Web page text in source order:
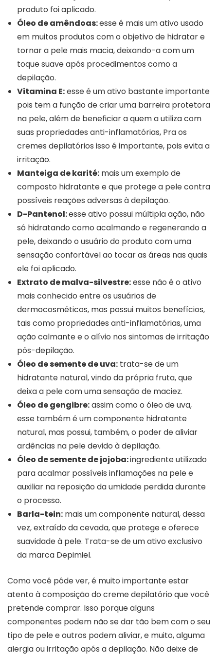
produto foi aplicado.
Óleo de amêndoas:esse é mais um ativo usado
em muitos produtos com o objetivo de hidratar e
tornar a pele mais macia, deixando-a com um
toque suave após procedimentos como a
depilação.
Vitamina E:esse é um ativo bastante importante
pois tem a função de criar uma barreira protetora
na pele, além de beneficiar a quem a utiliza com
suas propriedades anti-inflamatórias, Pra os
cremes depilatórios isso é importante, pois evita a
irritação.
Manteiga de karité: mais um exemplo de
composto hidratante e que protege a pele contra
possíveis reações adversas à depilação.
D-Pantenol:esse ativo possui múltipla ação, não
só hidratando como acalmando e regenerando a
pele, deixando o usuário do produto com uma
sensação confortável ao tocar as áreas nas quais
ele foi aplicado.
Extrato de malva-silvestre:esse não é o ativo
mais conhecido entre os usuários de
dermocosméticos, mas possui muitos benefícios,
tais como propriedades anti-inflamatórias, uma
ação calmante e o alívio nos sintomas de irritação
pós-depilação.
Óleo de semente de uva: trata-se de um
hidratante natural, vindo da própria fruta, que
deixa a pele com uma sensação de maciez.
Óleo de gengibre:assim como o óleo de uva,
esse também é um componente hidratante
natural, mas possui, também, o poder de aliviar
ardências na pele devido à depilação.
Óleo de semente de jojoba:ingrediente utilizado
para acalmar possíveis inflamações na pele e
auxiliar na reposição da umidade perdida durante
o processo.
Barla-tein: mais um componente natural, dessa
vez, extraído da cevada, que protege e oferece
suavidade à pele. Trata-se de um ativo exclusivo
da marca Depimiel.
Como você pôde ver, é muito importante estar
atento à composição do creme depilatório que você
pretende comprar. Isso porque alguns
componentes podem não se dar tão bem com o seu
tipo de pele e outros podem aliviar, e muito, alguma
alergia ou irritação após a depilação. Não deixe de